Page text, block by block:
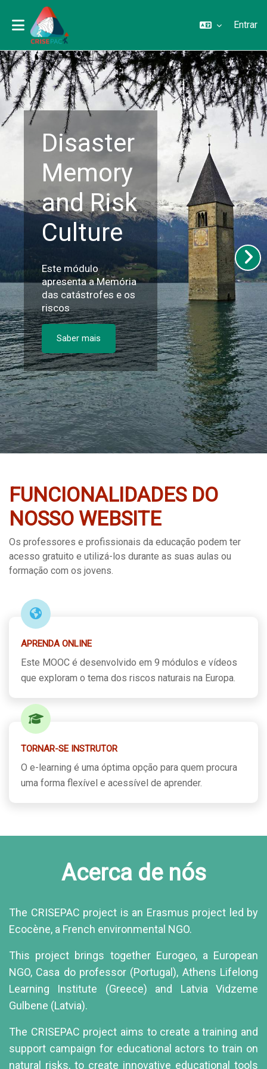
Ir para o conteúdo principal
Entrar
Disaster
Memory
and Risk
Culture
Este módulo
apresenta a Memória
das catástrofes e os
riscos
Saber mais
FUNCIONALIDADES DO
NOSSO WEBSITE
Os professores e profissionais da educação podem ter
acesso gratuito e utilizá-los durante as suas aulas ou
formação com os jovens.
APRENDA ONLINE
Este MOOC é desenvolvido em 9 módulos e vídeos
que exploram o tema dos riscos naturais na Europa.
TORNAR-SE INSTRUTOR
O e-learning é uma óptima opção para quem procura
uma forma flexível e acessível de aprender.
Acerca de nós
The CRISEPAC project is an Erasmus project led by
Ecocène, a French environmental NGO.
This project brings together Eurogeo, a European
NGO, Casa do professor (Portugal), Athens Lifelong
Learning Institute (Greece) and Latvia Vidzeme
Gulbene (Latvia).
The CRISEPAC project aims to create a training and
support campaign for educational actors to train on
natural risks, to create innovative educational tools